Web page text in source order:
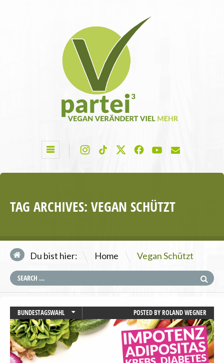
TAG ARCHIVES: VEGAN SCHÜTZT
Du bist hier: Home \ Vegan Schützt
BUNDESTAGSWAHL
GESUNDHEIT
POSTED BYROLAND WEGNER